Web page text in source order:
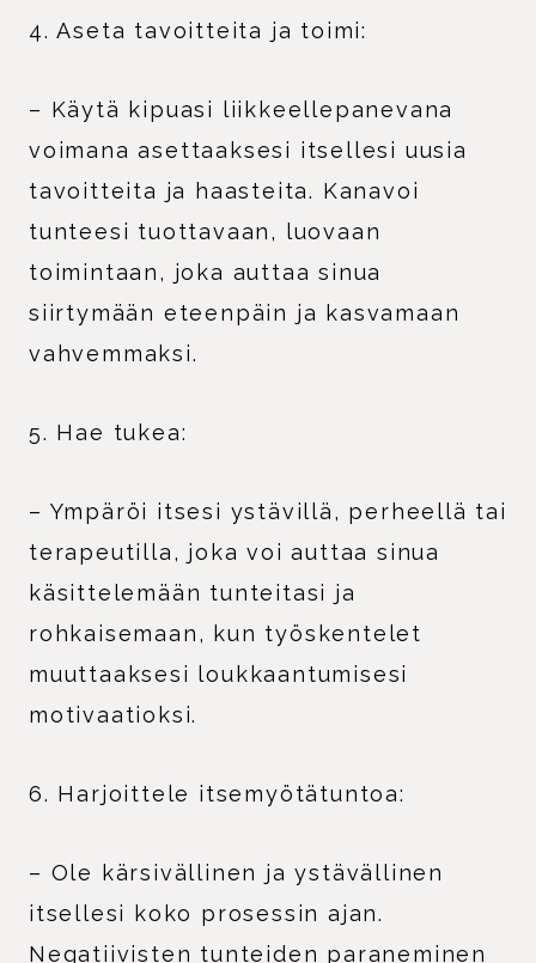
4. Aseta tavoitteita ja toimi:
– Käytä kipuasi liikkeellepanevana
voimana asettaaksesi itsellesi uusia
tavoitteita ja haasteita. Kanavoi
tunteesi tuottavaan, luovaan
toimintaan, joka auttaa sinua
siirtymään eteenpäin ja kasvamaan
vahvemmaksi.
5. Hae tukea:
– Ympäröi itsesi ystävillä, perheellä tai
terapeutilla, joka voi auttaa sinua
käsittelemään tunteitasi ja
rohkaisemaan, kun työskentelet
muuttaaksesi loukkaantumisesi
motivaatioksi.
6. Harjoittele itsemyötätuntoa:
– Ole kärsivällinen ja ystävällinen
itsellesi koko prosessin ajan.
Negatiivisten tunteiden paraneminen